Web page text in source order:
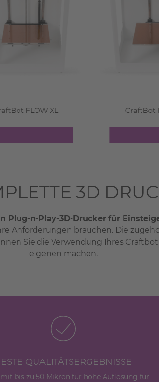
3D
Plug-n-Play-3D-Drucker für
Anforderungen brauchen. Die
Sie die Verwendung Ihres
eigenen machen.
QUALITÄTSERGEBNISSE
bis zu 50 Mikron für hohe Auflösung für